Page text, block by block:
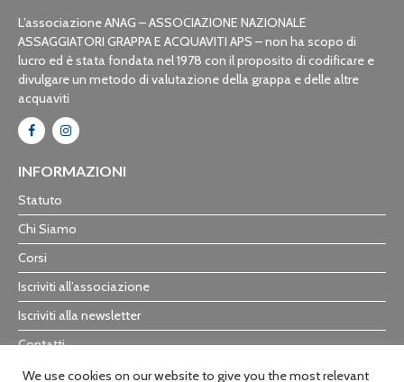
L’associazione ANAG – ASSOCIAZIONE NAZIONALE
ASSAGGIATORI GRAPPA E ACQUAVITI APS – non ha scopo di
lucro ed è stata fondata nel 1978 con il proposito di codificare e
divulgare un metodo di valutazione della grappa e delle altre
acquaviti
INFORMAZIONI
Statuto
Chi Siamo
Corsi
Iscriviti all’associazione
Iscriviti alla newsletter
Contatti
Trasparenza
We use cookies on our website to give you the most relevant